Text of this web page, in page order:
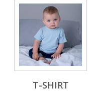
T-SHIRT